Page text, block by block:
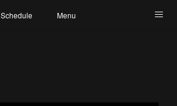
Schedule Menu